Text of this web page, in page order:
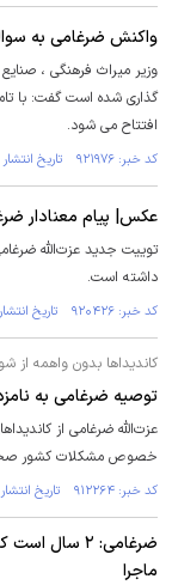
واکنش ضرغامی به
وزیر میراث فرهنگی ،
افتتاح می شود.
کد خبر: ۹۲۱۹۷۶ تاریخ انتشار : ۱۴۰۳/۰۴/۲۷
عکس| پیام معنادار
توییت جدید عزت‌الله
داشته است.
کد خبر: ۹۲۰۴۲۶ تاریخ انتشار : ۱۴۰۳/۰۴/۲۰
کاندیدا‌ها بدون واهمه از
توصیه ضرغامی به
عزت‌الله ضرغامی از
خصوص مشکلات کشور
کد خبر: ۹۱۲۲۶۴ تاریخ انتشار : ۱۴۰۳/۰۳/۱۵
ضرغامی: ۲
ماجرا